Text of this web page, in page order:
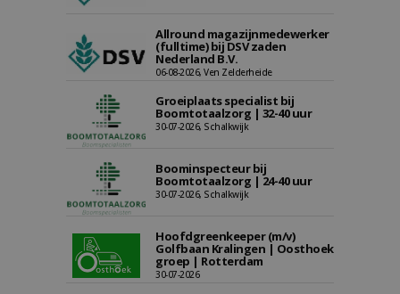
Allround magazijnmedewerker
(fulltime) bij DSV zaden
Nederland B.V.
06-08-2026, Ven Zelderheide
Groeiplaats specialist bij
Boomtotaalzorg | 32-40 uur
30-07-2026, Schalkwijk
Boominspecteur bij
Boomtotaalzorg | 24-40 uur
30-07-2026, Schalkwijk
Hoofdgreenkeeper (m/v)
Golfbaan Kralingen | Oosthoek
groep | Rotterdam
30-07-2026